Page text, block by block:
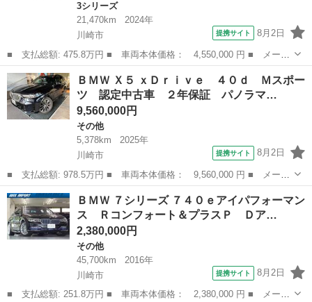
3シリーズ
21,470km
2024年
川崎市
提携サイト 8月2日
■ 支払総額: 475.8万円 ■ 車両本体価格： 4,550,000 円 ■ メーカ
ー名： ＢＭＷ ■ 車種名： ３シリーズ ■ グレード名： ３２０
ｉツーリング Ｍスポーツ 認定中古車 ２年保証 １８インチＡ
Ｗ 全周囲...
神奈川 川崎市
ＢＭＷ Ｘ５ ｘＤｒｉｖｅ ４０ｄ Ｍスポー
ツ 認定中古車 ２年保証 パノラマ…
9,560,000円
その他
5,378km
2025年
川崎市
提携サイト 8月2日
■ 支払総額: 978.5万円 ■ 車両本体価格： 9,560,000 円 ■ メーカ
ー名： ＢＭＷ ■ 車種名： Ｘ５ ■ グレード名： ｘＤｒｉｖ
ｅ ４０ｄ Ｍスポーツ 認定中古車 ２年保証 パノラマサンルー
フ レザー...
神奈川 川崎市
ＢＭＷ ７シリーズ ７４０ｅアイパフォーマン
ス Ｒコンフォート＆プラスＰ Ｄア…
2,380,000円
その他
45,700km
2016年
川崎市
提携サイト 8月2日
■ 支払総額: 251.8万円 ■ 車両本体価格： 2,380,000 円 ■ メーカ